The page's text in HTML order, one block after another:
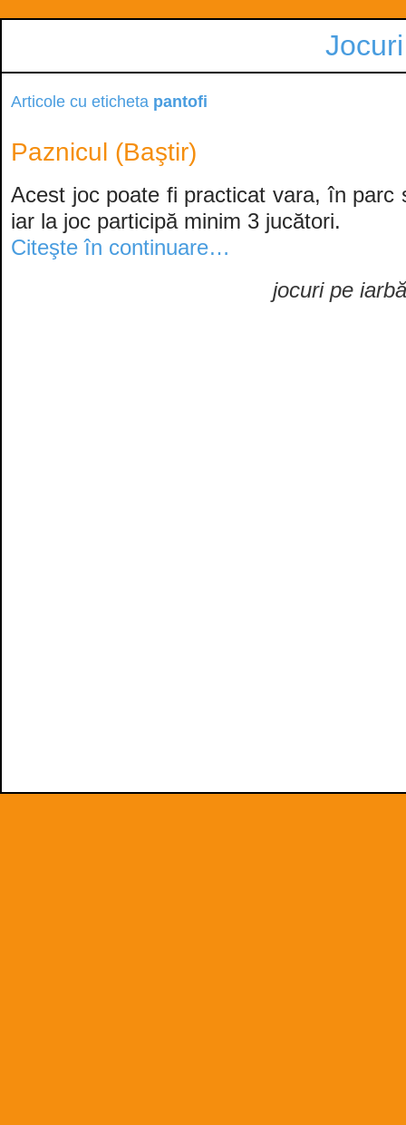
Articole cu eticheta pantofi
Paznicul (Baştir)
Acest joc poate fi practicat vara, în parc
iar la joc participă minim 3 jucători.
Citeşte în continuare…
jocuri pe iarbă